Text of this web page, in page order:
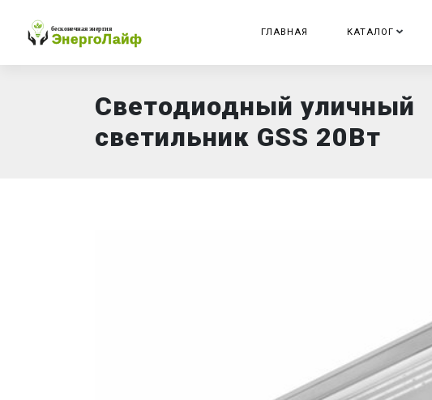
ГЛАВНАЯ КАТАЛОГ
Светодиодный уличный
светильник GSS 20Вт